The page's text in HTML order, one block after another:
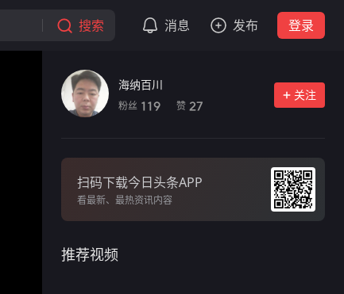
搜索 消息 发布 登录
海纳百川
粉丝 119 赞 27
关注
扫码下载今日头条APP
看最新、最热资讯内容
推荐视频